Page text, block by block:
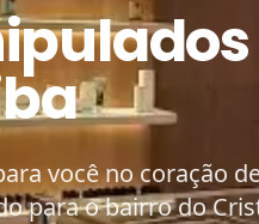
você no coração
para o bairro do